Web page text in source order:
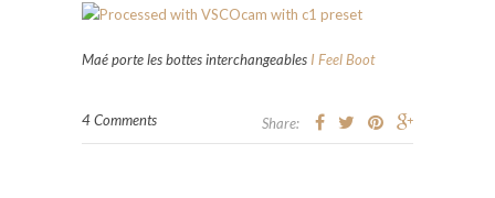
Maé porte les bottes interchangeables I Feel Boot
4 Comments Share: